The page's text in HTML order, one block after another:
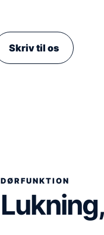
Skriv til os
DØRFUNKTION